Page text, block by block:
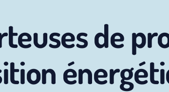
de